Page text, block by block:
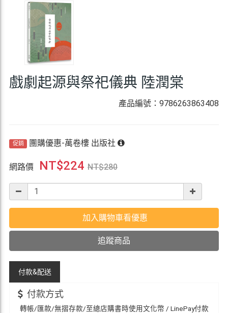
戲劇起源與祭祀儀典 陸潤棠
產品編號：9786263863408
促銷 團購優惠-萬卷樓 出版社
網路價 NT$224 NT$280
加入購物車看優惠
追蹤商品
付款&配送
付款方式
轉帳/匯款/無摺存款/至總店購書時使用文化幣 / LinePay付款